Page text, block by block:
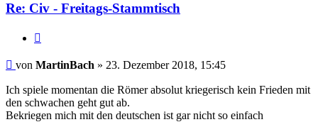
Re: Civ - Freitags-Stammtisch
Beitrag
von MartinBach » 23. Dezember 2018, 15:45
Ich spiele momentan die Römer absolut kriegerisch kein Frieden mit
den schwachen geht gut ab.
Bekriegen mich mit den deutschen ist gar nicht so einfach